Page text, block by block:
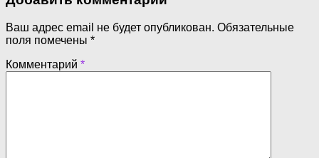
Ваш адрес email не будет опубликован. Обязательные
поля помечены *
Комментарий *